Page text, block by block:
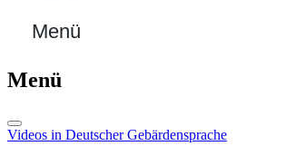
Menü
Menü
Videos in Deutscher Gebärdensprache